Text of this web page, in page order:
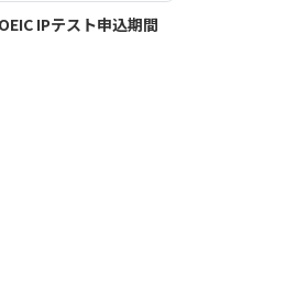
IPテスト申込期間